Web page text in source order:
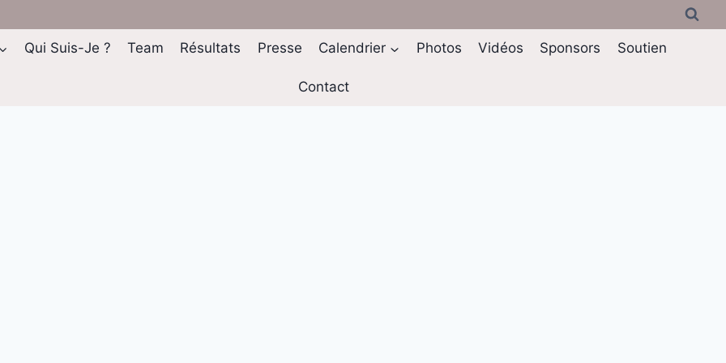
Qui Suis-Je ? Team Résultats Presse Calendrier Photos Vidéos Sponsors Soutien
Contact